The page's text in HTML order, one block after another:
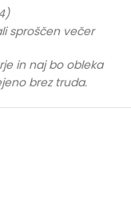
sproščen večer
in naj bo obleka
brez truda.